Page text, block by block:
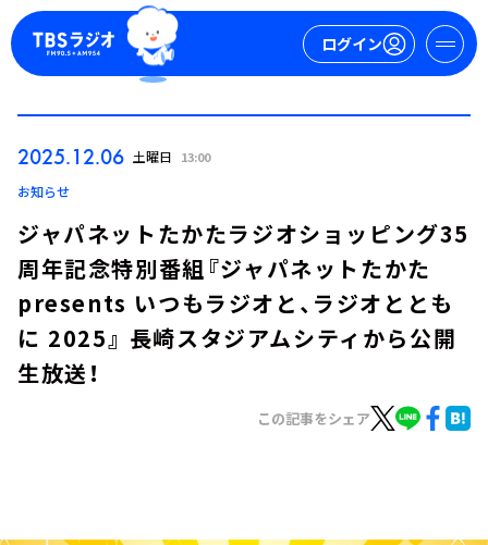
ログイン
2025.12.06 土曜日 13:00
お知らせ
ジャパネットたかたラジオショッピング35
周年記念特別番組『ジャパネットたかた
presents いつもラジオと、ラジオととも
に 2025』 長崎スタジアムシティから公開
生放送！
この記事をシェア